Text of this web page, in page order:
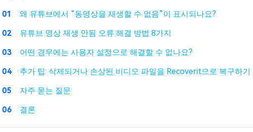
01 왜 유튜브에서 “동영상을 재생할 수 없음”이 표시되나요?
02 유튜브 영상 재생 안됨 오류 해결 방법 8가지
03 어떤 경우에는 사용자 설정으로 해결할 수 없나요?
04 추가 팁: 삭제되거나 손상된 비디오 파일을 Recoverit으로 복구하기
05 자주 묻는 질문
06 결론